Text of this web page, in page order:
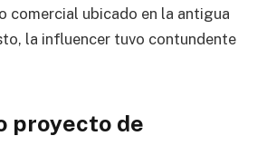
comercial ubicado en la antigua
la influencer tuvo contundente
proyecto de